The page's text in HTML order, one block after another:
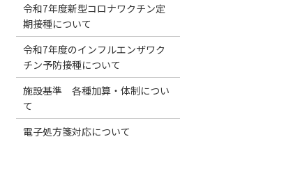
令和7年度新型コロナワクチン定
期接種について
令和7年度のインフルエンザワク
チン予防接種について
施設基準 各種加算・体制につい
て
電子処方箋対応について